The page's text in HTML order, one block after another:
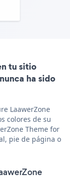
tu sitio
ha sido
LaawerZone
colores de su
Theme for
pie de página o